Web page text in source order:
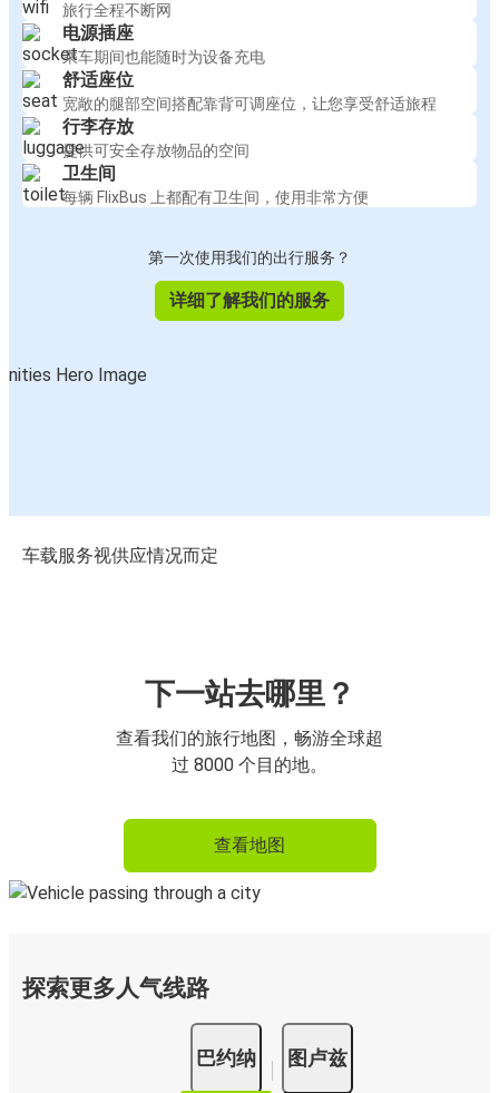
旅行全程不断网
电源插座
乘车期间也能随时为设备充电
舒适座位
宽敞的腿部空间搭配靠背可调座位，让您享受舒适旅程
行李存放
提供可安全存放物品的空间
卫生间
每辆 FlixBus 上都配有卫生间，使用非常方便
第一次使用我们的出行服务？
详细了解我们的服务
车载服务视供应情况而定
下一站去哪里？
查看我们的旅行地图，畅游全球超
过 8000 个目的地。
查看地图
探索更多人气线路
巴约纳 图卢兹